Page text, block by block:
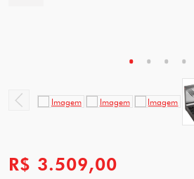
R$ 3.509,00